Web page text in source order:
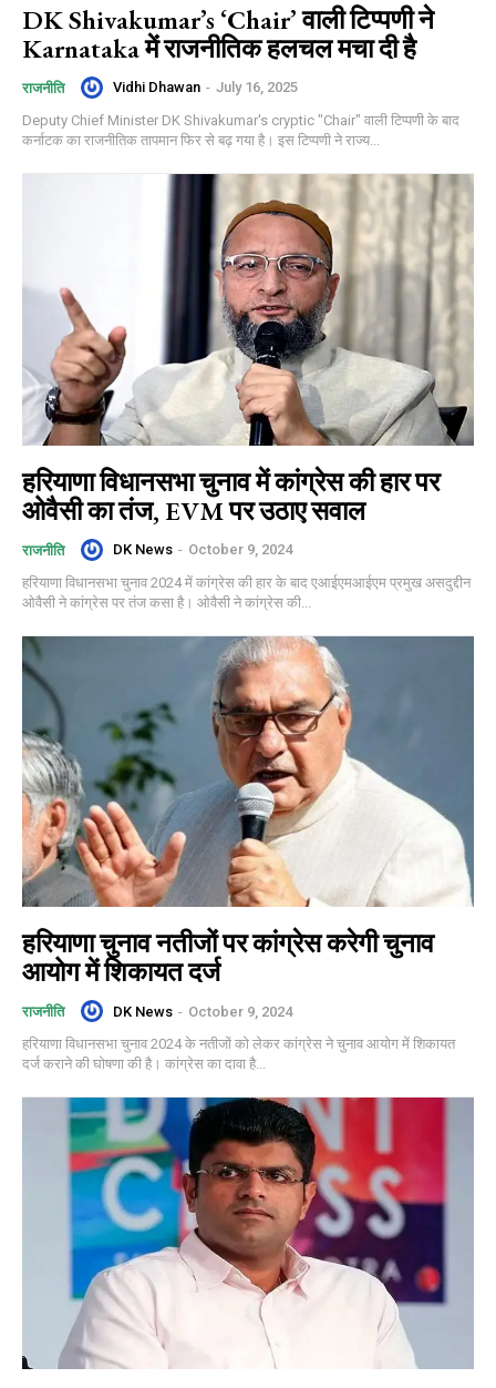
DK Shivakumar’s ‘Chair’ वाली टिप्पणी ने
Karnataka में राजनीतिक हलचल मचा दी है
राजनीति Vidhi Dhawan - July 16, 2025
Deputy Chief Minister DK Shivakumar's cryptic "Chair" वाली टिप्पणी के बाद
कर्नाटक का राजनीतिक तापमान फिर से बढ़ गया है। इस टिप्पणी ने राज्य...
हरियाणा विधानसभा चुनाव में कांग्रेस की हार पर
ओवैसी का तंज, EVM पर उठाए सवाल
राजनीति DK News - October 9, 2024
हरियाणा विधानसभा चुनाव 2024 में कांग्रेस की हार के बाद एआईएमआईएम प्रमुख असदुद्दीन
ओवैसी ने कांग्रेस पर तंज कसा है। ओवैसी ने कांग्रेस की...
हरियाणा चुनाव नतीजों पर कांग्रेस करेगी चुनाव
आयोग में शिकायत दर्ज
राजनीति DK News - October 9, 2024
हरियाणा विधानसभा चुनाव 2024 के नतीजों को लेकर कांग्रेस ने चुनाव आयोग में शिकायत
दर्ज कराने की घोषणा की है। कांग्रेस का दावा है...